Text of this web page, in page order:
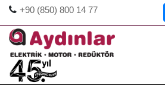
+90 (850) 800 14 77